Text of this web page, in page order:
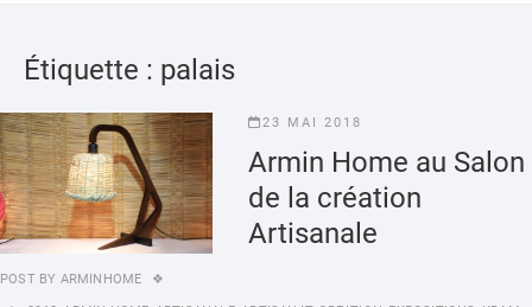
Étiquette : palais
23 MAI 2018
Armin Home au Salon
de la création
Artisanale
POST BY ARMINHOME